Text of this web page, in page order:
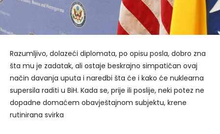
Razumljivo, dolazeći diplomata, po opisu posla, dobro zna
šta mu je zadatak, ali ostaje beskrajno simpatičan ovaj
način davanja uputa i naredbi šta će i kako će nuklearna
supersila raditi u BiH. Kada se, prije ili poslije, neki potez ne
dopadne domaćem obavještajnom subjektu, krene
rutinirana svirka